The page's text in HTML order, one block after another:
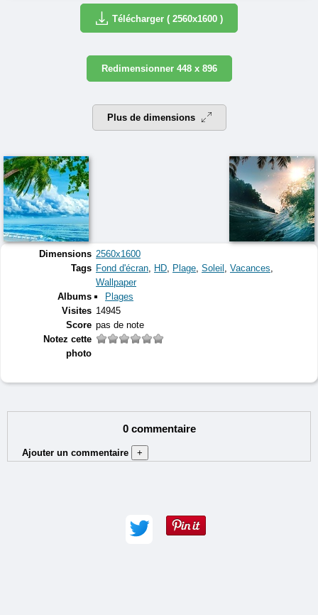
Télécharger ( 2560x1600 )
Redimensionner 448 x 896
Plus de dimensions
Dimensions 2560x1600
Tags Fond d'écran HD Plage Soleil Vacances
Wallpaper
Albums
Plages
Visites 14945
Score pas de note
Notez cette
photo
0 commentaire
Ajouter un commentaire
+